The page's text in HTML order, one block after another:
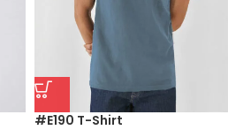
#E190 T-Shirt